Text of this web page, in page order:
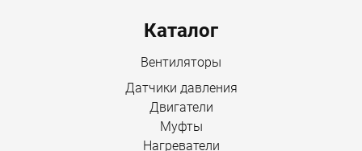
Каталог
Вентиляторы
Датчики давления
Двигатели
Муфты
Нагреватели